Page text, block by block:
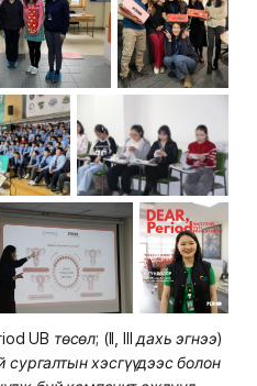
UB төсөл; (II, III дахь эгнээ)
хэсгүүдээс болон